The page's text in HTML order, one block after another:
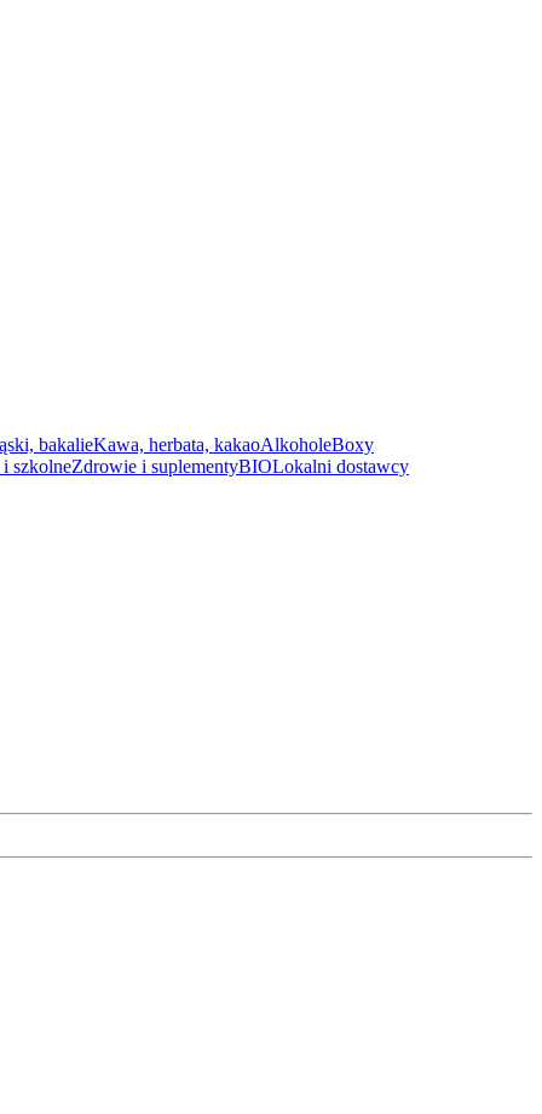
bakalieKawa, herbata, kakaoAlkoholeBoxy
szkolneZdrowie i suplementyBIOLokalni dostawcy